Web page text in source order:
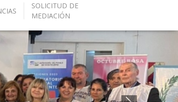
SOLICITUD DE
MEDIACIÓN